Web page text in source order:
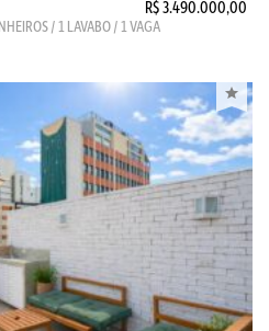
R$ 3.490.000,00
/ 1 LAVABO / 1 VAGA